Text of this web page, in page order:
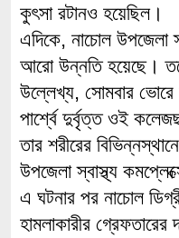
কুৎসা রটানও হয়েছিল।
এদিকে, নাচোল উপজেলা
আরো উন্নতি হয়েছে।
উল্লেখ্য, সোমবার ভোরে
পার্শ্বে দুর্বৃত্ত ওই
তার শরীরের
উপজেলা স্বাস্থ্য
এ ঘটনার পর নাচোল
হামলাকারীর গ্রেফতারের